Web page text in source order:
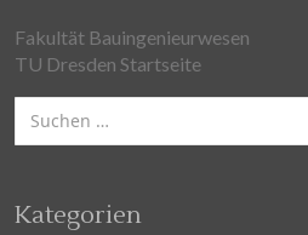
Fakultät Bauingenieurwesen
TU Dresden Startseite
Suchen
nach:
Kategorien